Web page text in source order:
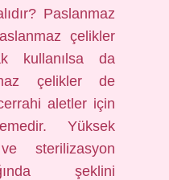
Paslanmaz
çelikler
kullanılsa da
çelikler de
aletler için
Yüksek
sterilizasyon
şeklini